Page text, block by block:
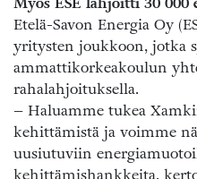
Etelä-Savon Energia Oy
yritysten joukkoon, jotka
ammattikorkeakoulun
rahalahjoituksella.
– Haluamme tukea
kehittämistä ja voimme
uusiutuviin